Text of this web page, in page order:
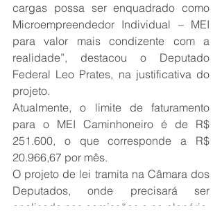
cargas possa ser enquadrado como
Microempreendedor Individual – MEI
para valor mais condizente com a
realidade”, destacou o Deputado
Federal Leo Prates, na justificativa do
projeto.
Atualmente, o limite de faturamento
para o MEI Caminhoneiro é de R$
251.600, o que corresponde a R$
20.966,67 por mês.
O projeto de lei tramita na Câmara dos
Deputados, onde precisará ser
analisado nas comissões e no plenário.